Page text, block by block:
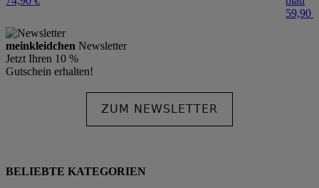
59,90
meinkleidchen Newsletter
Jetzt Ihren 10 %
Gutschein erhalten!
ZUM NEWSLETTER
BELIEBTE KATEGORIEN